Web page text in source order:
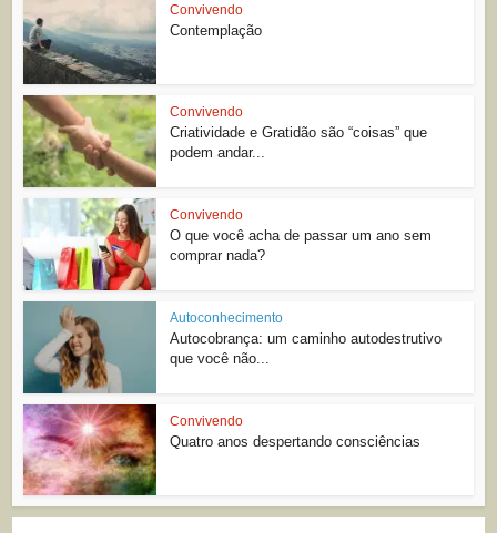
Convivendo
Contemplação
Convivendo
Criatividade e Gratidão são “coisas” que
podem andar...
Convivendo
O que você acha de passar um ano sem
comprar nada?
Autoconhecimento
Autocobrança: um caminho autodestrutivo
que você não...
Convivendo
Quatro anos despertando consciências